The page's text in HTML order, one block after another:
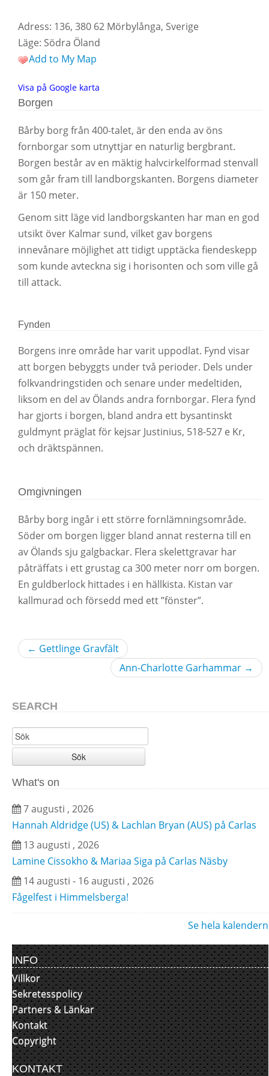
Adress: 136, 380 62 Mörbylånga, Sverige
Läge: Södra Öland
Add to My Map
Visa på Google karta
Borgen
Bårby borg från 400-talet, är den enda av öns
fornborgar som utnyttjar en naturlig bergbrant.
Borgen består av en mäktig halvcirkelformad stenvall
som går fram till landborgskanten. Borgens diameter
är 150 meter.
Genom sitt läge vid landborgskanten har man en god
utsikt över Kalmar sund, vilket gav borgens
innevånare möjlighet att tidigt upptäcka fiendeskepp
som kunde avteckna sig i horisonten och som ville gå
till attack.
Fynden
Borgens inre område har varit uppodlat. Fynd visar
att borgen bebyggts under två perioder. Dels under
folkvandringstiden och senare under medeltiden,
liksom en del av Ölands andra fornborgar. Flera fynd
har gjorts i borgen, bland andra ett bysantinskt
guldmynt präglat för kejsar Justinius, 518-527 e Kr,
och dräktspännen.
Omgivningen
Bårby borg ingår i ett större fornlämningsområde.
Söder om borgen ligger bland annat resterna till en
av Ölands sju galgbackar. Flera skelettgravar har
påträffats i ett grustag ca 300 meter norr om borgen.
En guldberlock hittades i en hällkista. Kistan var
kallmurad och försedd med ett ”fönster”.
← Gettlinge Gravfält
Ann-Charlotte Garhammar →
SEARCH
Sök
What's on
7 augusti , 2026
Hannah Aldridge (US) & Lachlan Bryan (AUS) på Carlas
13 augusti , 2026
Lamine Cissokho & Mariaa Siga på Carlas Näsby
14 augusti - 16 augusti , 2026
Fågelfest i Himmelsberga!
Se hela kalendern
INFO
Villkor
Sekretesspolicy
Partners & Länkar
Kontakt
Copyright
KONTAKT